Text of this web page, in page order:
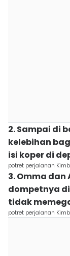
2. Sampai di
kelebihan
isi koper di
potret perjalanan
3. Omma
dompetnya
tidak
potret perjalanan